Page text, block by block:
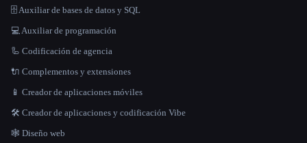
🗄️ Auxiliar de bases de datos y SQL
💻 Auxiliar de programación
🦾 Codificación de agencia
🔌 Complementos y extensiones
📱 Creador de aplicaciones móviles
🛠️ Creador de aplicaciones y codificación Vibe
🕸 Diseño web